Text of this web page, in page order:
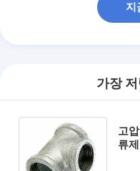
지
가장
고
류